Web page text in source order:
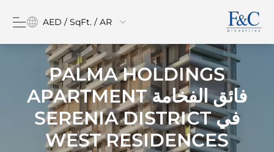
AED / SqFt. / AR
PALMA HOLDINGS
فائق الفخامة APARTMENT
فيSERENIA DISTRICT
WEST RESIDENCES